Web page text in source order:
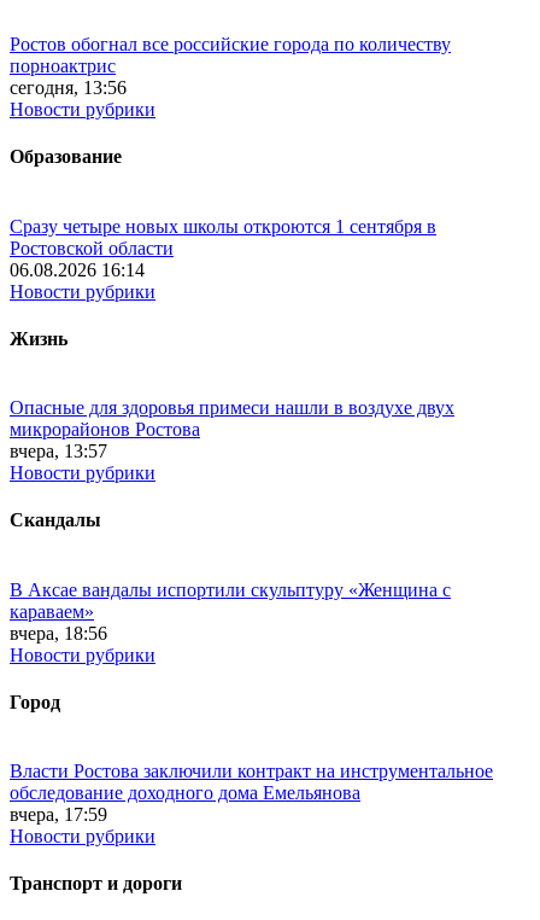
Ростов обогнал все российские города по количеству
порноактрис
сегодня, 13:56
Новости рубрики
Образование
Сразу четыре новых школы откроются 1 сентября в
Ростовской области
06.08.2026 16:14
Новости рубрики
Жизнь
Опасные для здоровья примеси нашли в воздухе двух
микрорайонов Ростова
вчера, 13:57
Новости рубрики
Скандалы
В Аксае вандалы испортили скульптуру «Женщина с
караваем»
вчера, 18:56
Новости рубрики
Город
Власти Ростова заключили контракт на инструментальное
обследование доходного дома Емельянова
вчера, 17:59
Новости рубрики
Транспорт и дороги